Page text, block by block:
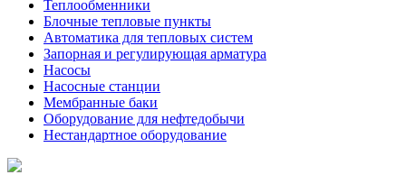
Теплообменники
Блочные тепловые пункты
Автоматика для тепловых систем
Запорная и регулирующая арматура
Насосы
Насосные станции
Мембранные баки
Оборудование для нефтедобычи
Нестандартное оборудование